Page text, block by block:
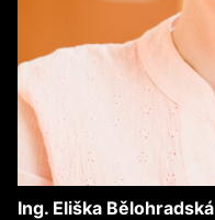
Ing. Eliška Bělohradská